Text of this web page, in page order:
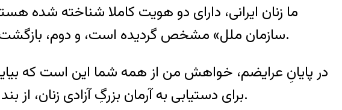
ما زنان ایرانی، دارای دو هویت کاملا شناخته شده
سازمان ملل» مشخص گردیده است، و دوم، بازگشت به هویت ایرانی و فرهنگ اصیل ایرانی، که جان را، مقدس ترین مقدسات می شناسد.
در پایانِ عرایضم، خواهش من از همه شما این است که
برای دستیابی به آرمان بزرگِ آزادی زنان، از بند استثمارِ مردانی که، با باورهای نامقدس خویش، جان زنان شان را آزار داده و می دهند.